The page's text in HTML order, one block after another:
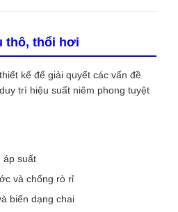
thô, thổi hơi
kế để giải quyết các vấn đề
trì hiệu suất niêm phong tuyệt
áp suất
và chống rò rỉ
biến dạng chai